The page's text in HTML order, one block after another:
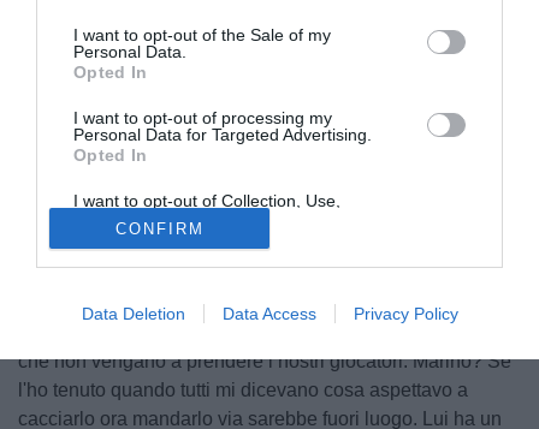
I want to opt-out of the Sale of my
Personal Data.
Opted In
I want to opt-out of processing my
Personal Data for Targeted Advertising.
Opted In
I want to opt-out of Collection, Use,
Retention, Sale, and/or Sharing of my
Personal Data that Is Unrelated with the
Purposes for which it was collected.
Opted Out
CONFIRM
Data Deletion Data Access Privacy Policy
© foto di Federico De Luca
Il patron dell'Udinese, Giampaolo Pozzo, al termine della
club bianconero per la prossima stagione: "Non vendiamo
nessuno. Vogliamo ripeterci il prossimo anno con la stessa
squadra. Però non abbiamo il potere contrattuale di
trattenere giocatori davanti a grosse richieste. Vorrei tenerli
che non vengano a prendere i nostri giocatori. Marino? Se
l'ho tenuto quando tutti mi dicevano cosa aspettavo a
cacciarlo ora mandarlo via sarebbe fuori luogo. Lui ha un